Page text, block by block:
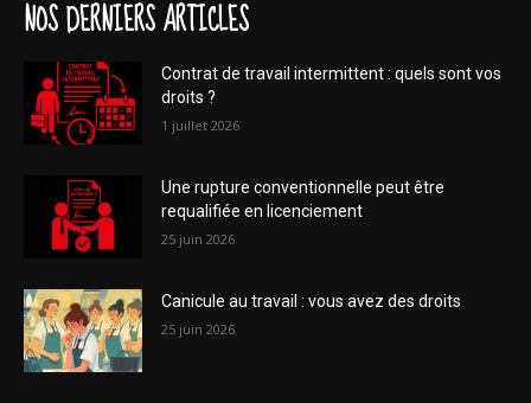
NOS DERNIERS ARTICLES
Contrat de travail intermittent : quels sont vos
droits ?
1 juillet 2026
Une rupture conventionnelle peut être
requalifiée en licenciement
25 juin 2026
Canicule au travail : vous avez des droits
25 juin 2026